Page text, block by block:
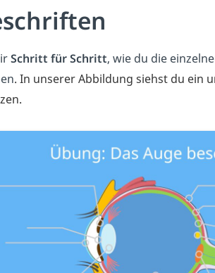
Schritt für Schritt, wie du die
. In unserer Abbildung siehst du ein